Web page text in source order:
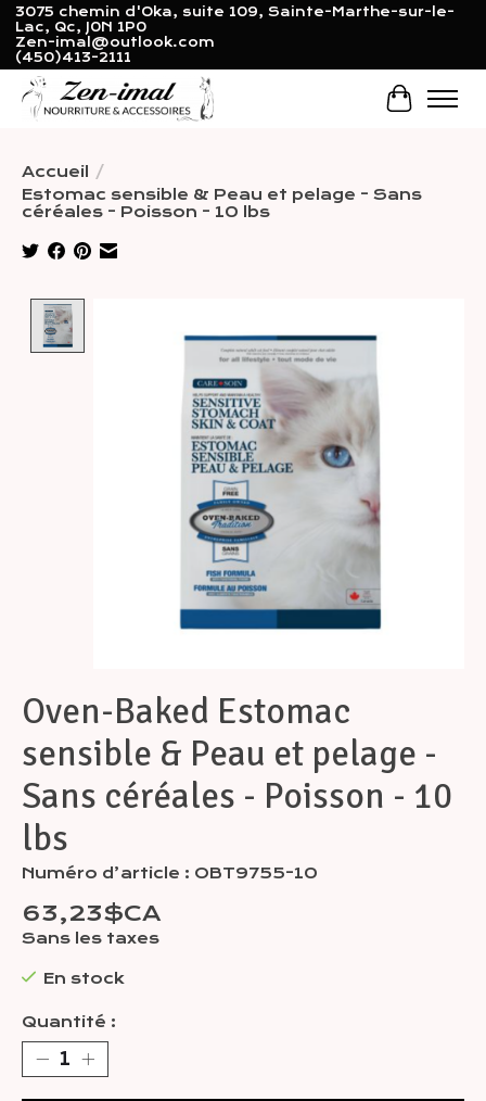
3075 chemin d'Oka, suite 109, Sainte-Marthe-sur-le-
Lac, Qc, J0N 1P0
Zen-imal@outlook.com
(450)413-2111
Panier
Accueil /
Estomac sensible & Peau et pelage - Sans
céréales - Poisson - 10 lbs
Oven-Baked Estomac
sensible & Peau et pelage -
Sans céréales - Poisson - 10
lbs
Numéro d’article : OBT9755-10
63,23$CA
Sans les taxes
En stock
Quantité :